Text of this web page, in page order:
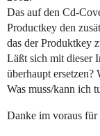
Das auf den Cd-
Productkey den
das der Produktkey
Läßt sich mit dieser
überhaupt
Was muss/kann ich
Danke im voraus für